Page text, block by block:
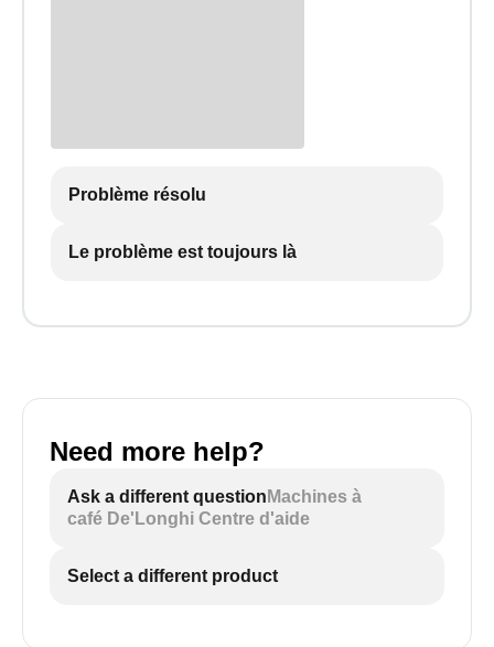
Problème résolu
Le problème est toujours là
Need more help?
Ask a different question Machines à
café De'Longhi Centre d'aide
Select a different product